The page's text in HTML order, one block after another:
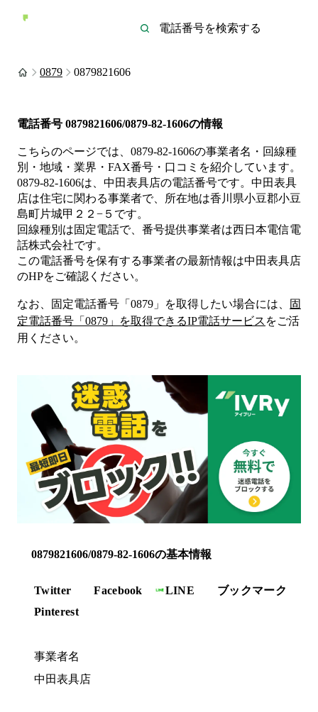
0879 0879821606
電話番号 0879821606/0879-82-1606の情報
こちらのページでは、 0879-82-1606の事業者名・回線種
別・地域・業界・FAX番号・口コミを紹介しています。
0879-82-1606は、 中田表具店の電話番号です。 中田表具
店は住宅に関わる事業者で、所在地は香川県小豆郡小豆
島町片城甲２２−５ です。
回線種別は固定電話で、番号提供事業者は西日本電信電
話株式会社です。
この電話番号を保有する事業者の最新情報は中田表具店
のHPをご確認ください。
なお、固定電話番号「 0879 」を取得したい場合には、
固
定電話番号「 0879 」を取得できるIP電話サービス をご活
用ください。
0879821606/0879-82-1606の基本情報
Twitter Facebook LINE
ブックマーク
Pinterest
事業者名
中田表具店